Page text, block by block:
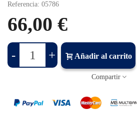
Referencia: 05786
66,00 €
- + Añadir al carrito
Compartir